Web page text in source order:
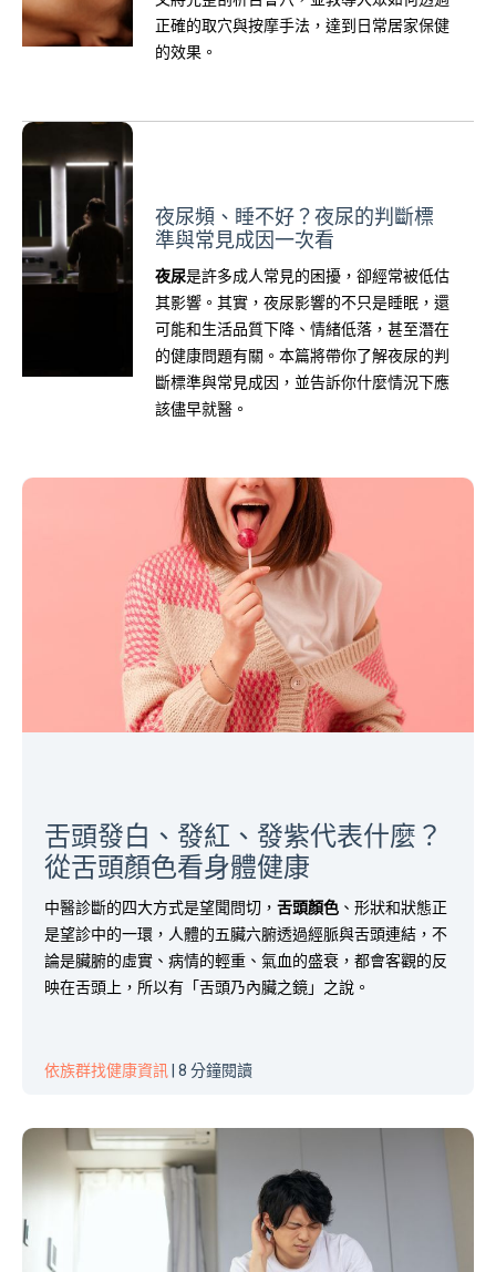
正確的取穴與按摩手法，達到日常居家保健
的效果。
夜尿頻、睡不好？夜尿的判斷標
準與常見成因一次看
夜尿是許多成人常見的困擾，卻經常被低估
其影響。其實，夜尿影響的不只是睡眠，還
可能和生活品質下降、情緒低落，甚至潛在
的健康問題有關。本篇將帶你了解夜尿的判
斷標準與常見成因，並告訴你什麼情況下應
該儘早就醫。
舌頭發白、發紅、發紫代表什麼？
從舌頭顏色看身體健康
中醫診斷的四大方式是望聞問切， 舌頭顏色 、形狀和狀態正
是望診中的一環，人體的五臟六腑透過經脈與舌頭連結，不
論是臟腑的虛實、病情的輕重、氣血的盛衰，都會客觀的反
映在舌頭上，所以有「舌頭乃內臟之鏡」之說。
依族群找健康資訊 | 8 分鐘閱讀